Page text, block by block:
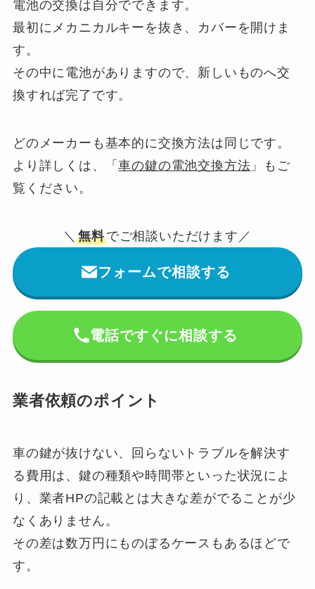
電池の交換は自分でできます。
最初にメカニカルキーを抜き、カバーを開けま
す。
その中に電池がありますので、新しいものへ交
換すれば完了です。
どのメーカーも基本的に交換方法は同じです。
より詳しくは、「車の鍵の電池交換方法 」もご
覧ください。
＼無料でご相談いただけます／
フォームで相談する
電話ですぐに相談する
業者依頼のポイント
車の鍵が抜けない、回らないトラブルを解決す
る費用は、鍵の種類や時間帯といった状況によ
り、業者HPの記載とは大きな差がでることが少
なくありません。
その差は数万円にものぼるケースもあるほどで
す。